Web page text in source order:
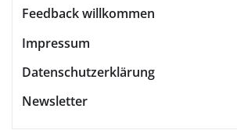
Feedback willkommen
Impressum
Datenschutzerklärung
Newsletter